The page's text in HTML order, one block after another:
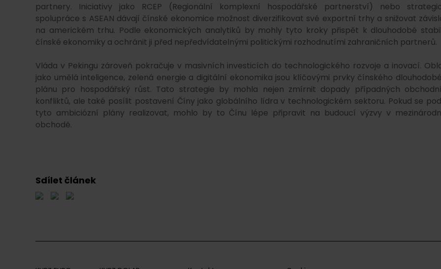
partnery. Iniciativy jako RCEP (Regionální komplexní hospodářské partnerství) nebo
spolupráce s ASEAN dávají čínské ekonomice možnost diverzifikovat své exportní trhy a snižovat
na americkém trhu. Podle ekonomických analytiků by mohly tyto kroky přispět k dlouhodobé
čínské ekonomiky a ochránit ji před nepředvídatelnými politickými rozhodnutími zahraničních partnerů.
Vláda v Pekingu zároveň pokračuje v masivních investicích do technologického rozvoje a inovací.
jako umělá inteligence, zelená energie a digitální ekonomika jsou klíčovými prvky čínského
plánu pro hospodářský růst. Tato strategie by mohla nejen zmírnit dopady případných
konfliktů, ale také posílit postavení Číny jako globálního lídra v technologickém sektoru. Pokud se
tyto ambiciózní plány realizovat, mohlo by to Čínu lépe připravit na budoucí výzvy v
obchodě.
Sdílet článek